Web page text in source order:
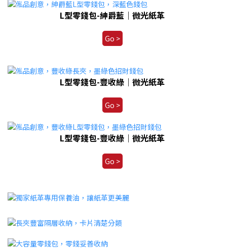
L型零錢包-紳爵藍｜微光紙革
Go >
L型零錢包-豐收綠｜微光紙革
Go >
L型零錢包-豐收綠｜微光紙革
Go >